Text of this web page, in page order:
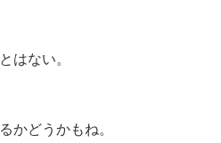
はない。
かどうかもね。